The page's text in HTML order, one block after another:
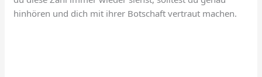
hinhören und dich mit ihrer Botschaft vertraut machen.